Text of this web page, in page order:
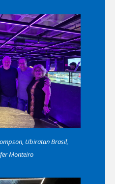
Ubiratan Brasil,
Monteiro